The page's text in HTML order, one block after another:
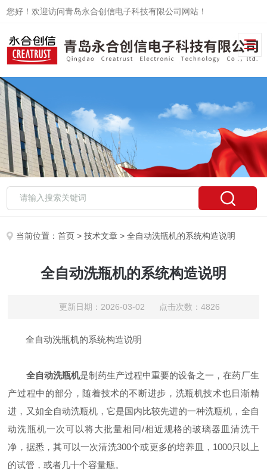
您好！欢迎访问青岛永合创信电子科技有限公司网站！
当前位置：首页 >技术文章 > 全自动洗瓶机的系统构造说明
全自动洗瓶机的系统构造说明
更新日期：2026-03-02 点击次数：4826
全自动洗瓶机的系统构造说明
全自动洗瓶机是制药生产过程中重要的设备之一，在药厂生
产过程中的部分，随着技术的不断进步，洗瓶机技术也日渐精
进，又如全自动洗瓶机，它是国内比较先进的一种洗瓶机，全自
动洗瓶机一次可以将大批量相同/相近规格的玻璃器皿清洗干
净，据悉，其可以一次清洗300个或更多的培养皿，1000只以上
的试管，或者几十个容量瓶。